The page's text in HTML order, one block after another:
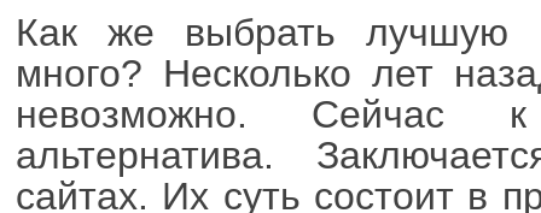
Как же выбрать лучшую
много? Несколько лет
невозможно. Сейчас
альтернатива.
сайтах. Их суть состоит в